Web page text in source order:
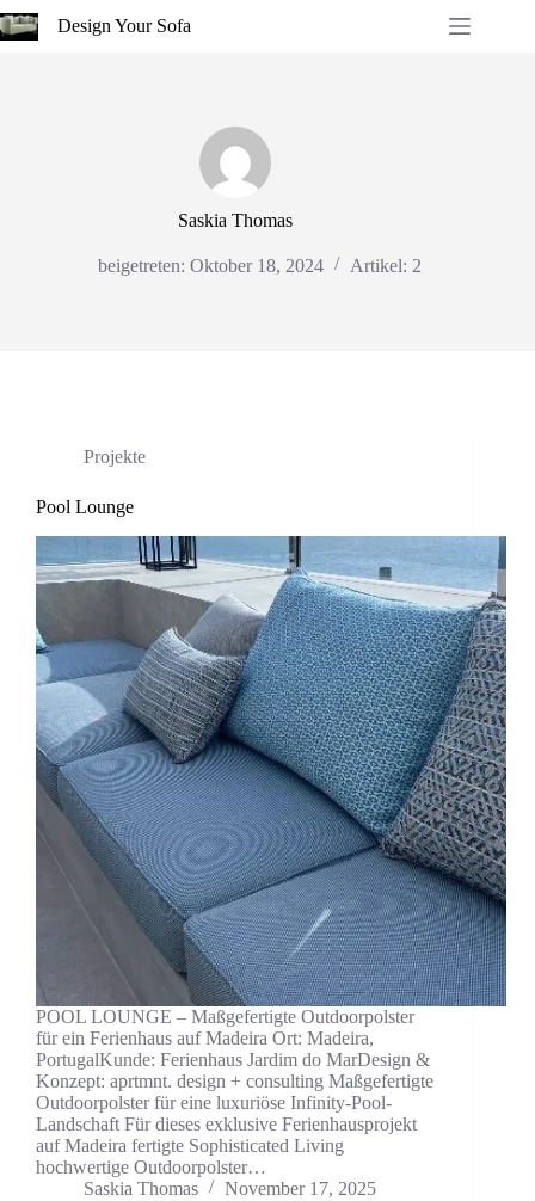
Zum
Inhalt
Design Your Sofa
Saskia Thomas
beigetreten: Oktober 18, 2024 Artikel: 2
Projekte
Pool Lounge
POOL LOUNGE – Maßgefertigte Outdoorpolster
für ein Ferienhaus auf Madeira Ort: Madeira,
PortugalKunde: Ferienhaus Jardim do MarDesign &
Konzept: aprtmnt. design + consulting Maßgefertigte
Outdoorpolster für eine luxuriöse Infinity-Pool-
Landschaft Für dieses exklusive Ferienhausprojekt
auf Madeira fertigte Sophisticated Living
hochwertige Outdoorpolster…
Saskia Thomas
November 17, 2025